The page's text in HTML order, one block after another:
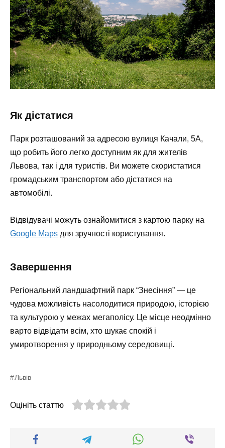
Як дістатися
Парк розташований за адресою вулиця Качали, 5А,
що робить його легко доступним як для жителів
Львова, так і для туристів. Ви можете скористатися
громадським транспортом або дістатися на
автомобілі.
Відвідувачі можуть ознайомитися з картою парку на
Google Maps для зручності користування.
Завершення
Регіональний ландшафтний парк “Знесіння” — це
чудова можливість насолодитися природою, історією
та культурою у межах мегаполісу. Це місце неодмінно
варто відвідати всім, хто шукає спокій і
умиротворення у природньому середовищі.
Львів
Оцініть статтю